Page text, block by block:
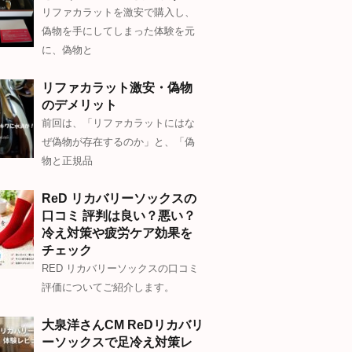
リファカラットを激安で購入し、
偽物を手にしてしまった体験を元
に、偽物と
リファカラット激安・偽物
のデメリット
前回は、「リファカラットにはな
ぜ偽物が存在するのか」と、「偽
物と正規品
ReD リカバリーソックスの
口コミ 評判は良い？悪い？
冷え対策や疲労ケア効果を
チェック
RED リカバリーソックスの口コミ
評価についてご紹介します。
大泉洋さんCM ReDリカバリ
ーソックスで足冷え対策レ